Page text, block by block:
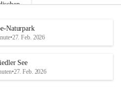
u
e
d
r
S
Naturpark
•27. Feb. 2026
See
•27. Feb. 2026